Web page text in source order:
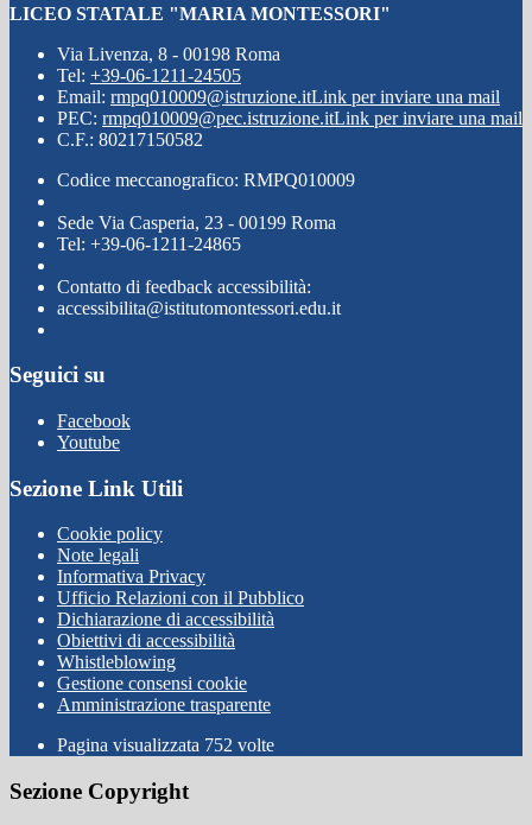
LICEO STATALE "MARIA MONTESSORI"
Via Livenza, 8 - 00198 Roma
Tel: +39-06-1211-24505
Email: rmpq010009@istruzione.itLink per inviare una mail
PEC: rmpq010009@pec.istruzione.itLink per inviare una mail
C.F.: 80217150582
Codice meccanografico: RMPQ010009
Sede Via Casperia, 23 - 00199 Roma
Tel: +39-06-1211-24865
Contatto di feedback accessibilità:
accessibilita@istitutomontessori.edu.it
Seguici su
Facebook
Youtube
Sezione Link Utili
Cookie policy
Note legali
Informativa Privacy
Ufficio Relazioni con il Pubblico
Dichiarazione di accessibilità
Obiettivi di accessibilità
Whistleblowing
Gestione consensi cookie
Amministrazione trasparente
Pagina visualizzata 752 volte
Sezione Copyright